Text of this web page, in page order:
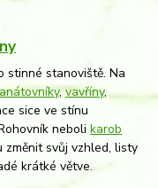
stinné stanoviště. Na
,vavříny,
sice ve stínu
nebolikarob
změnit svůj vzhled, listy
krátké větve.